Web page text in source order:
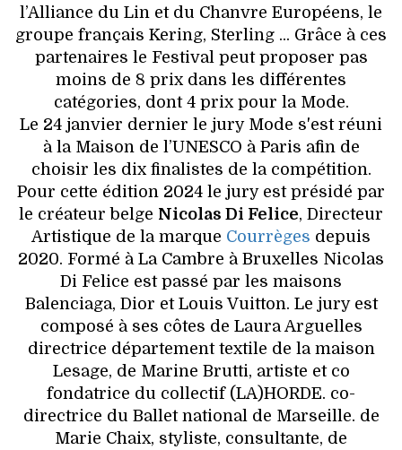
l’Alliance du Lin et du Chanvre Européens, le
groupe français Kering, Sterling ... Grâce à ces
partenaires le Festival peut proposer pas
moins de 8 prix dans les différentes
catégories, dont 4 prix pour la Mode.
Le 24 janvier dernier le jury Mode s'est réuni
à la Maison de l’UNESCO à Paris afin de
choisir les dix finalistes de la compétition.
Pour cette édition 2024 le jury est présidé par
le créateur belge Nicolas Di Felice, Directeur
Artistique de la marque Courrèges depuis
2020. Formé à La Cambre à Bruxelles Nicolas
Di Felice est passé par les maisons
Balenciaga, Dior et Louis Vuitton. Le jury est
composé à ses côtes de Laura Arguelles
directrice département textile de la maison
Lesage, de Marine Brutti, artiste et co
fondatrice du collectif (LA)HORDE. co-
directrice du Ballet national de Marseille. de
Marie Chaix, styliste, consultante, de